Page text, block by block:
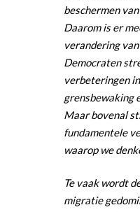
beschermen
Daarom is er
verandering
Democraten
verbeteringen
grensbewaking
Maar bovenal
fundamentele
waarop we
Te vaak wordt
migratie